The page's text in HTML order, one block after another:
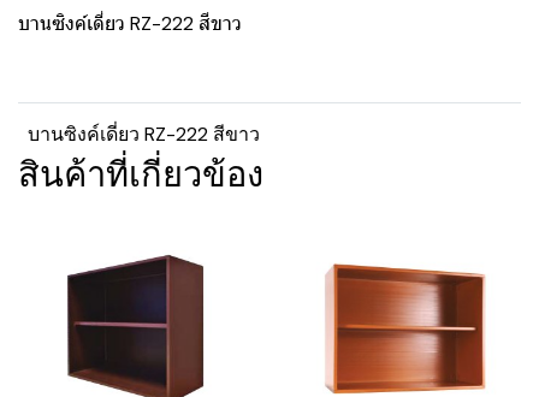
บานซิงค์เดี่ยว RZ-222 สีขาว
บานซิงค์เดี่ยว RZ-222 สีขาว
สินค้าที่เกี่ยวข้อง